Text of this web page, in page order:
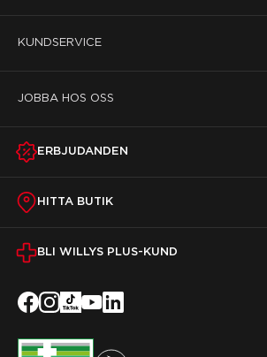
KUNDSERVICE
JOBBA HOS OSS
ERBJUDANDEN
HITTA BUTIK
BLI WILLYS PLUS-KUND